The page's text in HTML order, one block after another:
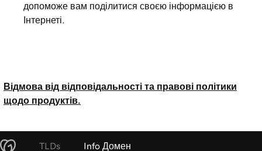
допоможе вам поділитися своєю інформацією в
Інтернеті.
Відмова від відповідальності та правові політики
щодо продуктів.
TLDs Info Домен